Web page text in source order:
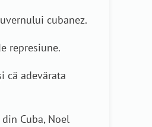
cubanez.
represiune.
că adevărata
Cuba, Noel